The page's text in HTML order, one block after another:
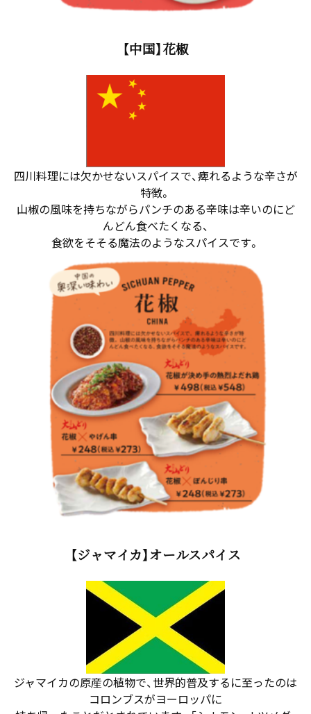
【中国】花椒
四川料理には欠かせないスパイスで、痺れるような辛さが
特徴。
山椒の風味を持ちながらパンチのある辛味は辛いのにど
んどん食べたくなる、
食欲をそそる魔法のようなスパイスです。
【ジャマイカ】オールスパイス
ジャマイカの原産の植物で、世界的普及するに至ったのは
コロンブスがヨーロッパに